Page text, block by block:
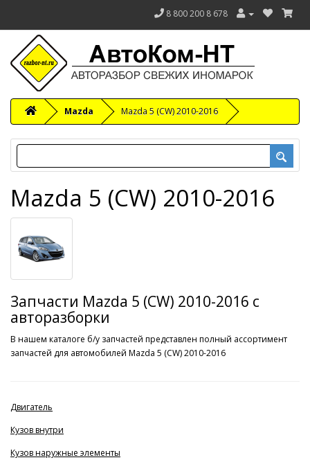
8 800 200 8 678
Mazda Mazda 5 (CW) 2010-2016
Mazda 5 (CW) 2010-2016
Запчасти Mazda 5 (CW) 2010-2016 с
авторазборки
В нашем каталоге б/у запчастей представлен полный ассортимент
запчастей для автомобилей Mazda 5 (CW) 2010-2016
Двигатель
Кузов внутри
Кузов наружные элементы